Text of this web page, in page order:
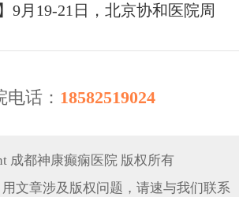
大专家蓉城亲诊+癫痫大额救
9月19-21日，北京协和医院周
电话： 18582519024
成都神康癫痫医院 版权所有
文章涉及版权问题，请速与我们联系